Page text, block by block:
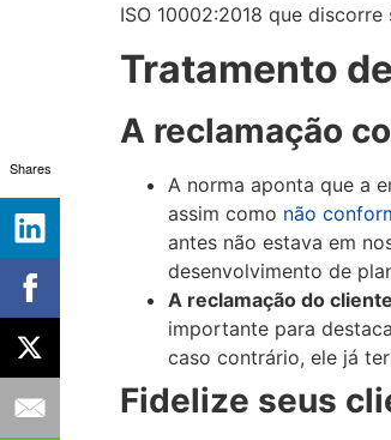
ISO 10002:2018 que
Tratamento
A reclamação
A norma aponta que a
assim como não
antes não estava em
desenvolvimento de
A reclamação do
importante para
caso contrário, ele já
Fidelize seus
Shares